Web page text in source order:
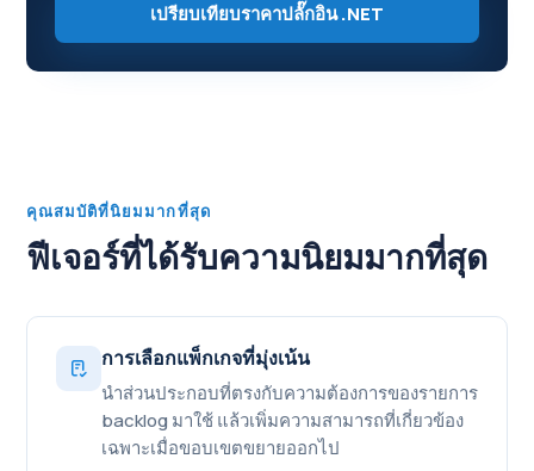
เปรียบเทียบราคาปลั๊กอิน .NET
คุณสมบัติที่นิยมมากที่สุด
ฟีเจอร์ที่ได้รับความนิยมมากที่สุด
การเลือกแพ็กเกจที่มุ่งเน้น
นำส่วนประกอบที่ตรงกับความต้องการของรายการ
backlog มาใช้ แล้วเพิ่มความสามารถที่เกี่ยวข้อง
เฉพาะเมื่อขอบเขตขยายออกไป